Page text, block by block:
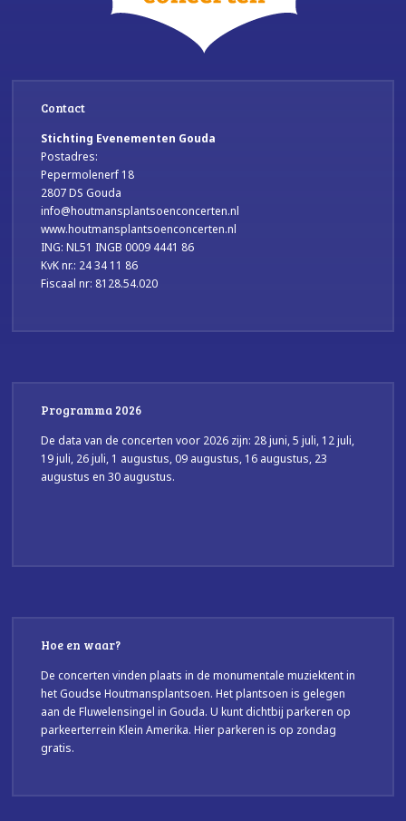
Contact
Stichting Evenementen Gouda
Postadres:
Pepermolenerf 18
2807 DS Gouda
info@houtmansplantsoenconcerten.nl
www.houtmansplantsoenconcerten.nl
ING: NL51 INGB 0009 4441 86
KvK nr.: 24 34 11 86
Fiscaal nr: 8128.54.020
Programma 2026
De data van de concerten voor 2026 zijn: 28 juni, 5 juli, 12 juli,
19 juli, 26 juli, 1 augustus, 09 augustus, 16 augustus, 23
augustus en 30 augustus.
Hoe en waar?
De concerten vinden plaats in de monumentale muziektent in
het Goudse Houtmansplantsoen. Het plantsoen is gelegen
aan de Fluwelensingel in Gouda. U kunt dichtbij parkeren op
parkeerterrein Klein Amerika. Hier parkeren is op zondag
gratis.